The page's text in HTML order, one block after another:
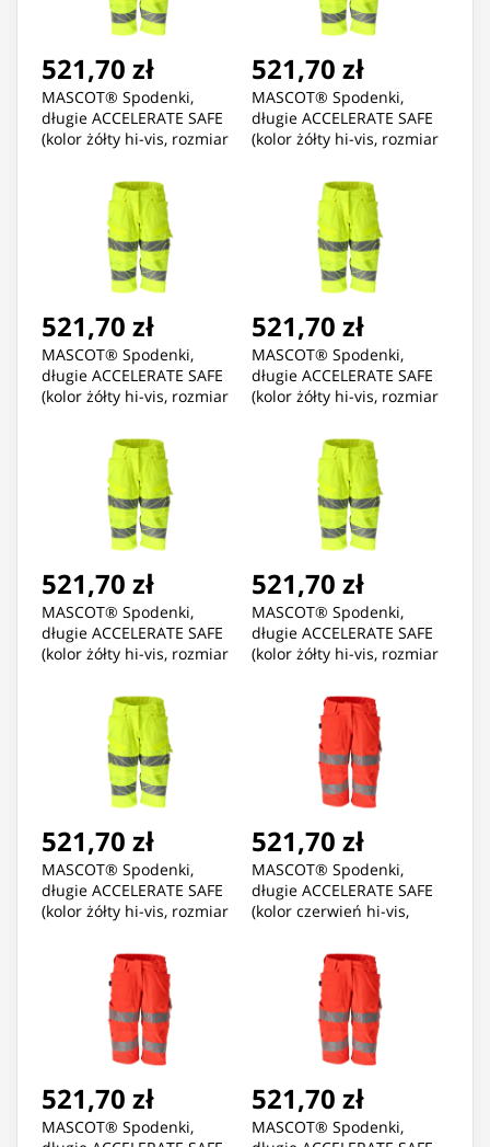
521,70 zł
MASCOT® Spodenki,
długie ACCELERATE SAFE
(kolor żółty hi-vis, rozmiar
521,70 zł
MASCOT® Spodenki,
długie ACCELERATE SAFE
(kolor żółty hi-vis, rozmiar
521,70 zł
MASCOT® Spodenki,
długie ACCELERATE SAFE
(kolor żółty hi-vis, rozmiar
521,70 zł
MASCOT® Spodenki,
długie ACCELERATE SAFE
(kolor żółty hi-vis, rozmiar
521,70 zł
MASCOT® Spodenki,
długie ACCELERATE SAFE
(kolor żółty hi-vis, rozmiar
521,70 zł
MASCOT® Spodenki,
długie ACCELERATE SAFE
(kolor żółty hi-vis, rozmiar
521,70 zł
MASCOT® Spodenki,
długie ACCELERATE SAFE
(kolor żółty hi-vis, rozmiar
521,70 zł
MASCOT® Spodenki,
długie ACCELERATE SAFE
(kolor czerwień hi-vis,
521,70 zł
MASCOT® Spodenki,
521,70 zł
MASCOT® Spodenki,